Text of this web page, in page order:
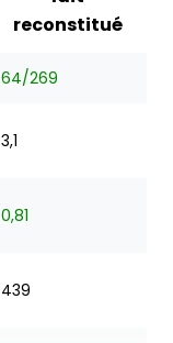
reconstitué
64/269
3,1
0,81
439